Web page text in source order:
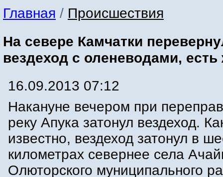
Главная / Происшествия
На севере Камчатки
вездеход с оленеводами,
16.09.2013 07:12
Накануне вечером при
реку Апука затонул вездеход.
известно, вездеход затонул в
километрах севернее села
Олюторского муниципального